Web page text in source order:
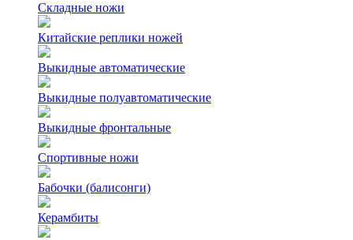
Складные ножи
Китайские реплики ножей
Выкидные автоматические
Выкидные полуавтоматические
Выкидные фронтальные
Спортивные ножи
Бабочки (балисонги)
Керамбиты